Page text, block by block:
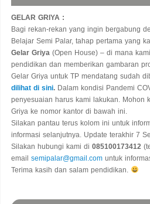
GELAR GRIYA :
Bagi rekan-rekan yang ingin bergabung
Belajar Semi Palar, tahap pertama yang
Gelar Griya (Open House) – di mana
pendidikan dan memberikan gambaran
Gelar Griya untuk TP mendatang sudah
dilihat di sini. Dalam kondisi Pandemi
penyesuaian harus kami lakukan. Mohon
Griya ke nomor kantor di bawah ini.
Silakan pantau terus kolom ini untuk
informasi selanjutnya. Update terakhir 7
Silakan hubungi kami di 085100173412
email semipalar@gmail.com untuk
Terima kasih dan salam pendidikan.